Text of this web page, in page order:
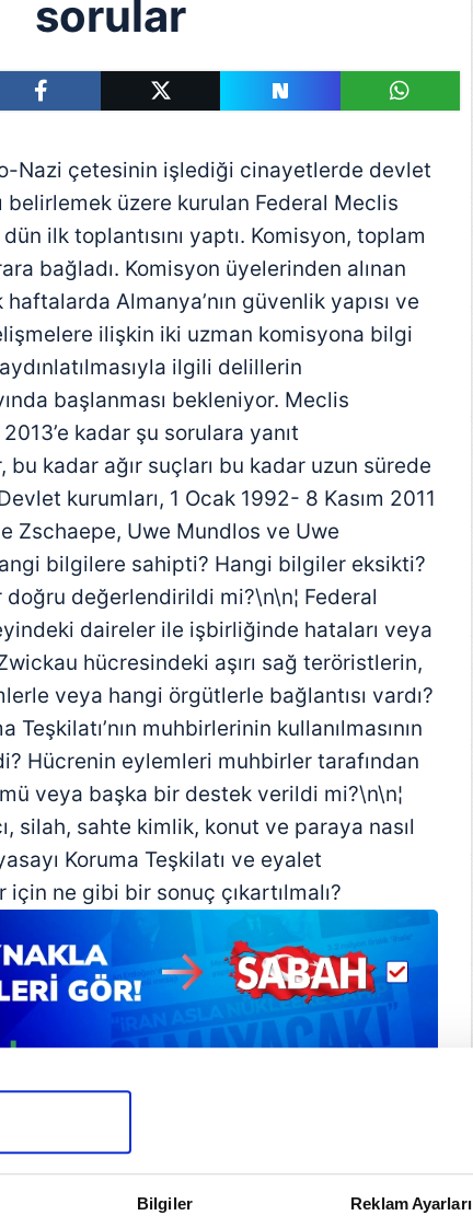
Bilgiler Reklam Ayarları
sorular
Nazi çetesinin işlediği cinayetlerde devlet
belirlemek üzere kurulan Federal Meclis
ilk toplantısını yaptı. Komisyon, toplam
bağladı. Komisyon üyelerinden alınan
Almanya’nın güvenlik yapısı ve
ilişkin iki uzman komisyona bilgi
ilgili delillerin
başlanması bekleniyor. Meclis
kadar şu sorulara yanıt
bu kadar ağır suçları bu kadar uzun sürede
kurumları, 1 Ocak 1992- 8 Kasım 2011
Zschaepe, Uwe Mundlos ve Uwe
bilgilere sahipti? Hangi bilgiler eksikti?
değerlendirildi mi?\n\n¦ Federal
daireler ile işbirliğinde hataları veya
hücresindeki aşırı sağ teröristlerin,
veya hangi örgütlerle bağlantısı vardı?
Teşkilatı’nın muhbirlerinin kullanılmasının
Hücrenin eylemleri muhbirler tarafından
veya başka bir destek verildi mi?\n\n¦
silah, sahte kimlik, konut ve paraya nasıl
Koruma Teşkilatı ve eyalet
ne gibi bir sonuç çıkartılmalı?